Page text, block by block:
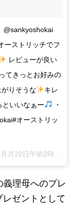
@sankyoshokai
ーストリッチでフ
レビューが良い
てきっとお好みの
りそうな
キレ
といいなぁー
・
オーストリッ
22日午前2時53分PDT
義理母へのプレ
ゼントとして